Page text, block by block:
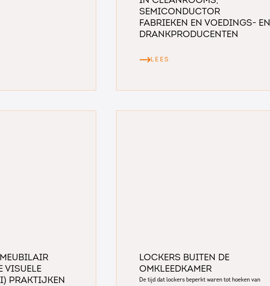
Semiconductor
fabrieken en Voedings- en
Drankproducenten
LEES
visuele
praktijken
Lockers buiten de
omkleedkamer
De tijd dat lockers beperkt waren tot hoeken van